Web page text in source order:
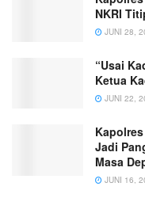
NKRI
JUNI 28,
“Usai
Ketua
JUNI 22,
Jadi
Masa
JUNI 16,